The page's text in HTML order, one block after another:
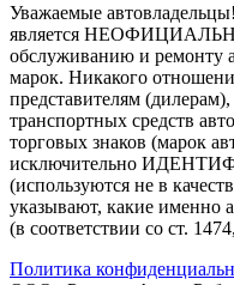
Уважаемые
является
обслуживанию и ремонту
марок. Никакого
представителям
транспортных средств
торговых знаков (марок
исключительно
(используются не в
указывают, какие именно
(в соответствии со ст.
Политика